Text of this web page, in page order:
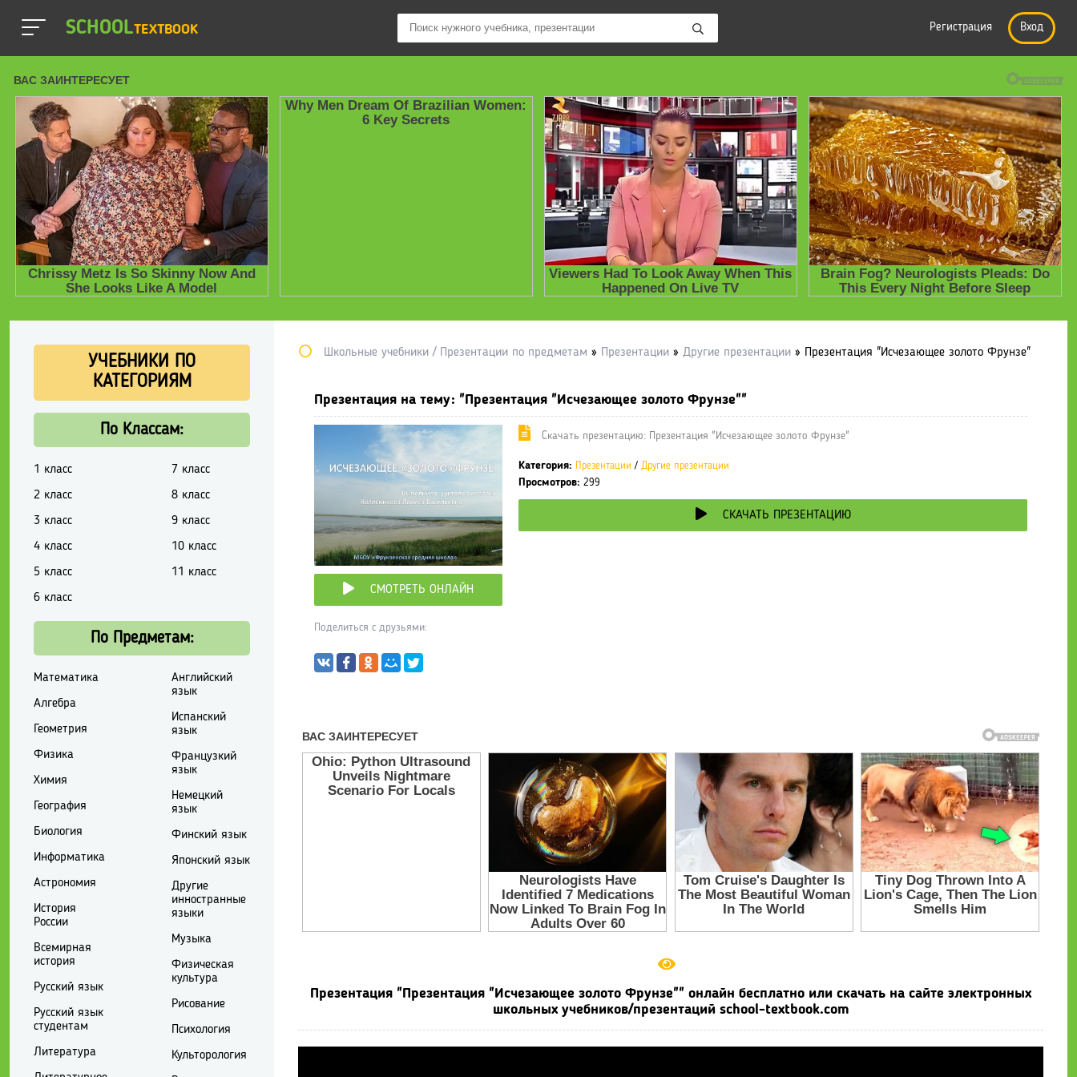
SCHOOLTEXTBOOK Регистрация Вход
Школьные учебники / Презентации по предметам » Презентации » Другие презентации » Презентация "Исчезающее золото Фрунзе"
Презентация на тему: "Презентация "Исчезающее золото Фрунзе""
СМОТРЕТЬ ОНЛАЙН
Поделиться с друзьями:
Cкачать презентацию: Презентация "Исчезающее золото Фрунзе"
Категория: Презентации / Другие презентации
Просмотров: 299
СКАЧАТЬ ПРЕЗЕНТАЦИЮ
Презентация "Презентация "Исчезающее золото Фрунзе"" онлайн бесплатно или скачать на сайте электронных
школьных учебников/презентаций school-textbook.com
УЧЕБНИКИ ПО
КАТЕГОРИЯМ
По Классам:
1 класс
2 класс
3 класс
4 класс
5 класс
6 класс
7 класс
8 класс
9 класс
10 класс
11 класс
По Предметам:
Математика
Алгебра
Геометрия
Физика
Химия
География
Биология
Информатика
Астрономия
История
России
Всемирная
история
Русский язык
Русский язык
студентам
Литература
Английский
язык
Испанский
язык
Французкий
язык
Немецкий
язык
Финский язык
Японский язык
Другие
инностранные
языки
Музыка
Физическая
культура
Рисование
Психология
Культорология